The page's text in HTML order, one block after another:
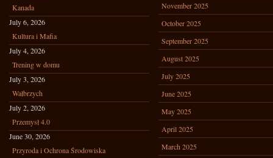
Kanada
July 6, 2026
Kultura i Mafia
July 4, 2026
Trening w domu
July 3, 2026
Wałbrzych
July 2, 2026
Przemysł 4.0
June 30, 2026
Przyroda i Ochrona Środowiska
November 2025
October 2025
September 2025
August 2025
July 2025
June 2025
May 2025
April 2025
March 2025